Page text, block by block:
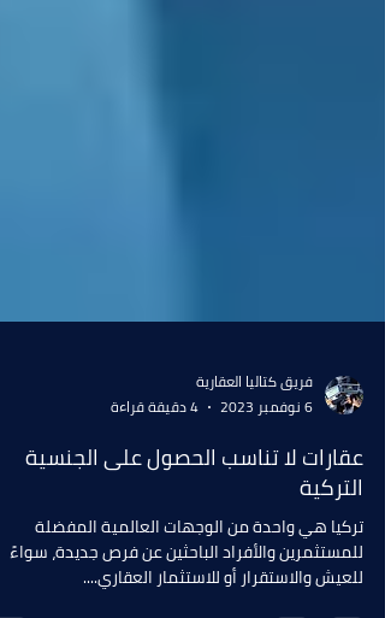
فريق كتاليا العقارية
عقارات لا تناسب الحصول على الجنسية
التركية